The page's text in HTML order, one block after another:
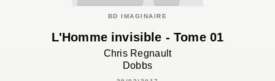
BD IMAGINAIRE
L'Homme invisible - Tome 01
Chris Regnault
Dobbs